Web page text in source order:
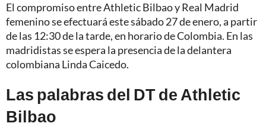
El compromiso entre Athletic Bilbao y Real Madrid
femenino se efectuará este sábado 27 de enero, a partir
de las 12:30 de la tarde, en horario de Colombia. En las
madridistas se espera la presencia de la delantera
colombiana Linda Caicedo.
Las palabras del DT de Athletic
Bilbao